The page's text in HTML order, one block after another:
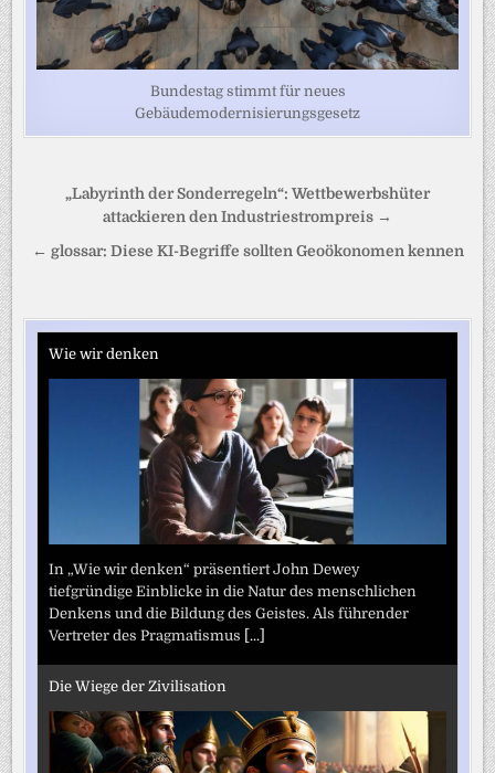
Bundestag stimmt für neues
Gebäudemodernisierungsgesetz
Beitragsnavigation
„Labyrinth der Sonderregeln“: Wettbewerbshüter
attackieren den Industriestrompreis →
← glossar: Diese KI-Begriffe sollten Geoökonomen kennen
Wie wir denken
In „Wie wir denken“ präsentiert John Dewey
tiefgründige Einblicke in die Natur des menschlichen
Denkens und die Bildung des Geistes. Als führender
Vertreter des Pragmatismus [...]
Die Wiege der Zivilisation